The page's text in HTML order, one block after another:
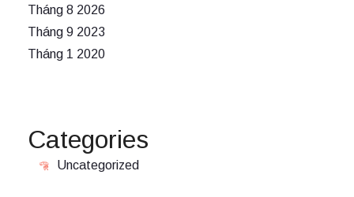
Tháng 8 2026
Tháng 9 2023
Tháng 1 2020
Categories
Uncategorized